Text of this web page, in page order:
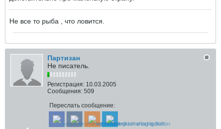
Не все то рыба , что ловится.
Партизан
Не писатель.
Регистрация: 10.03.2005
Сообщения: 509
Переслать сообщение: